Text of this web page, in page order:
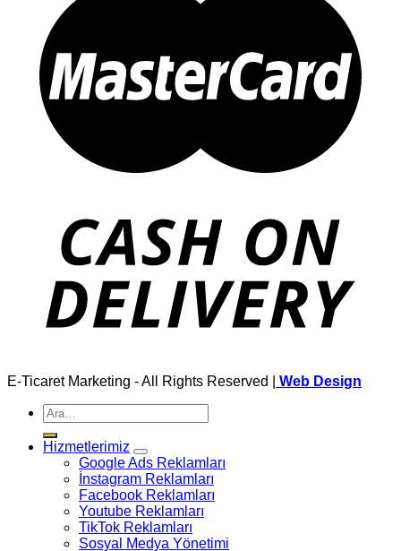
E-Ticaret Marketing - All Rights Reserved |
Web Design
Ara:
Hizmetlerimiz
Google Ads Reklamları
İnstagram Reklamları
Facebook Reklamları
Youtube Reklamları
TikTok Reklamları
Sosyal Medya Yönetimi